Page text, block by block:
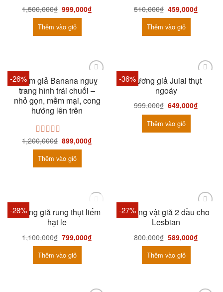
1,500,000₫ 999,000₫
Thêm vào giỏ
510,000₫ 459,000₫
Thêm vào giỏ
-26%
Chim giả Banana nguỵ
trang hình trái chuối –
nhỏ gọn, mềm mại, cong
hướng lên trên
Được xếp
hạng5.005
sao
1,200,000₫ 899,000₫
Thêm vào giỏ
-36%Dương giả Juiai thụt
ngoáy
999,000₫ 649,000₫
Thêm vào giỏ
-28% HẾT HÀNG
Dương giả rung thụt liếm
hạt le
1,100,000₫ 799,000₫
Thêm vào giỏ
-27%
Dương vật giả 2 đầu cho
Lesbian
800,000₫ 589,000₫
Thêm vào giỏ